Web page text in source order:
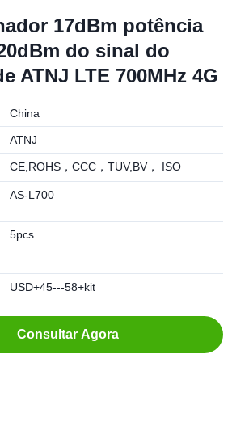
17dBm potência
do sinal do
ATNJ LTE 700MHz 4G
China
ATNJ
CE,ROHS，CCC，TUV,BV， ISO
AS-L700
5pcs
USD+45---58+kit
Consultar Agora